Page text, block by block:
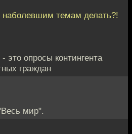
наболевшим темам делать?!
это опросы контингента
граждан
мир".